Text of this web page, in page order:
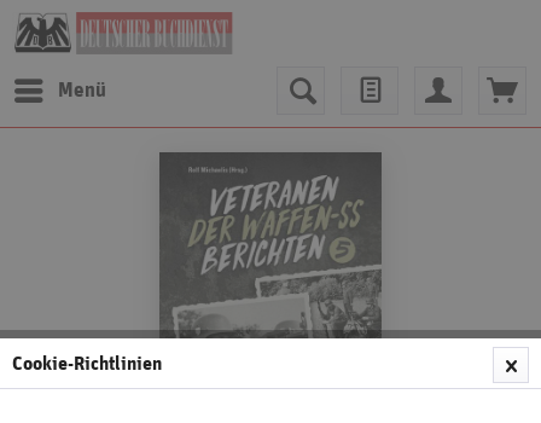
Menü
Cookie-Richtlinien